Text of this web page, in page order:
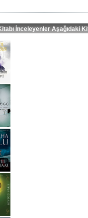
İnceleyenler Aşağıdaki